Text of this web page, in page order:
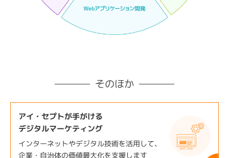
そのほか
アイ・セプトが手がける
デジタルマーケティング
インターネットやデジタル技術を活用して、
企業・自治体の価値最大化を支援します